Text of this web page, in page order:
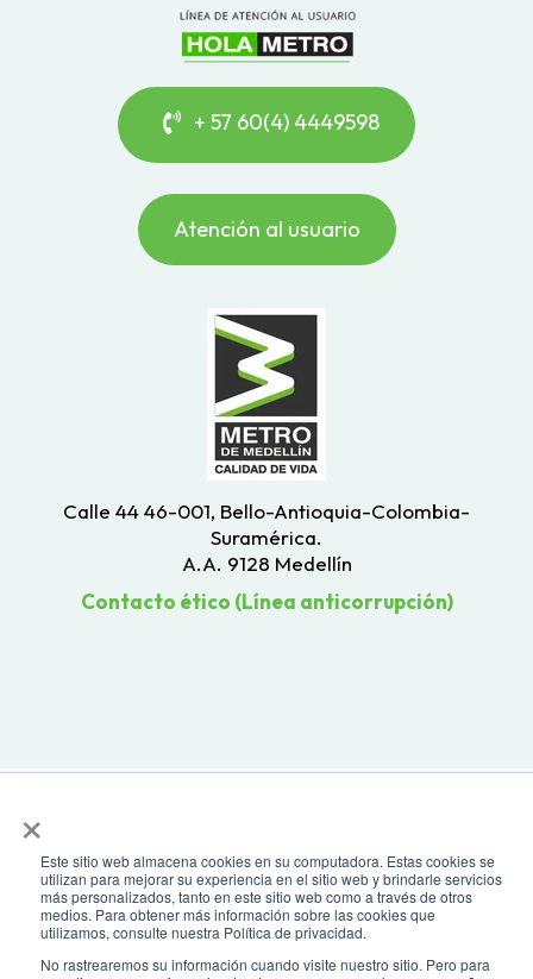
×
Este sitio web almacena cookies en su computadora. Estas cookies se
utilizan para mejorar su experiencia en el sitio web y brindarle servicios
más personalizados, tanto en este sitio web como a través de otros
medios. Para obtener más información sobre las cookies que
utilizamos, consulte nuestra Política de privacidad.
No rastrearemos su información cuando visite nuestro sitio. Pero para
+ 57 60(4) 4449598
Atención al usuario
Calle 44 46-001, Bello-Antioquia-Colombia-
Suramérica.
A.A. 9128 Medellín
Contacto ético (Línea anticorrupción)
Todos los derechos reservados. Recomendamos usar una resolución de
pantalla de 1024 x 768. Para mayor compatibilidad, utilizar microsoft
Edge, Google Chrome o Mozilla Firefox